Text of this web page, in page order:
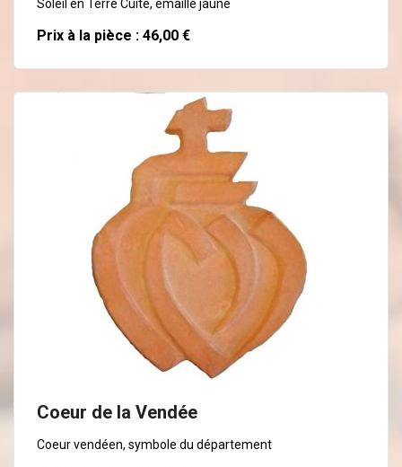
Soleil en Terre Cuite, émaillé jaune
Prix à la pièce : 46,00 €
Coeur de la Vendée
Coeur vendéen, symbole du département
En savoir plus